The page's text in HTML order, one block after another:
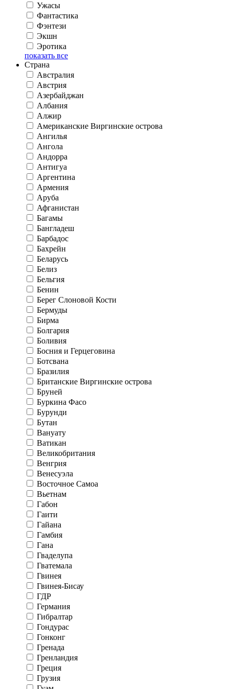
Ужасы
Фантастика
Фэнтези
Экшн
Эротика
показать все
Страна
Австралия
Австрия
Азербайджан
Албания
Алжир
Американские Виргинские острова
Ангилья
Ангола
Андорра
Антигуа
Аргентина
Армения
Аруба
Афганистан
Багамы
Бангладеш
Барбадос
Бахрейн
Беларусь
Белиз
Бельгия
Бенин
Берег Слоновой Кости
Бермуды
Бирма
Болгария
Боливия
Босния и Герцеговина
Ботсвана
Бразилия
Британские Виргинские острова
Бруней
Буркина Фасо
Бурунди
Бутан
Вануату
Ватикан
Великобритания
Венгрия
Венесуэла
Восточное Самоа
Вьетнам
Габон
Гаити
Гайана
Гамбия
Гана
Гваделупа
Гватемала
Гвинея
Гвинея-Бисау
ГДР
Германия
Гибралтар
Гондурас
Гонконг
Гренада
Гренландия
Греция
Грузия